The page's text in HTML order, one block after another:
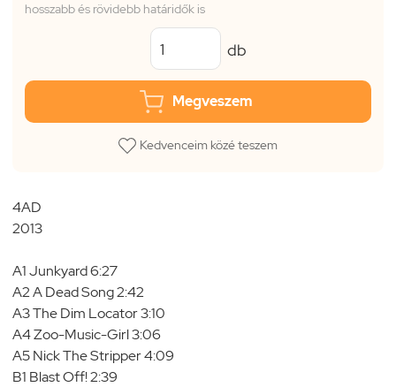
hosszabb és rövidebb határidők is
db
Megveszem
Kedvenceim közé teszem
4AD
2013
A1 Junkyard 6:27
A2 A Dead Song 2:42
A3 The Dim Locator 3:10
A4 Zoo-Music-Girl 3:06
A5 Nick The Stripper 4:09
B1 Blast Off! 2:39